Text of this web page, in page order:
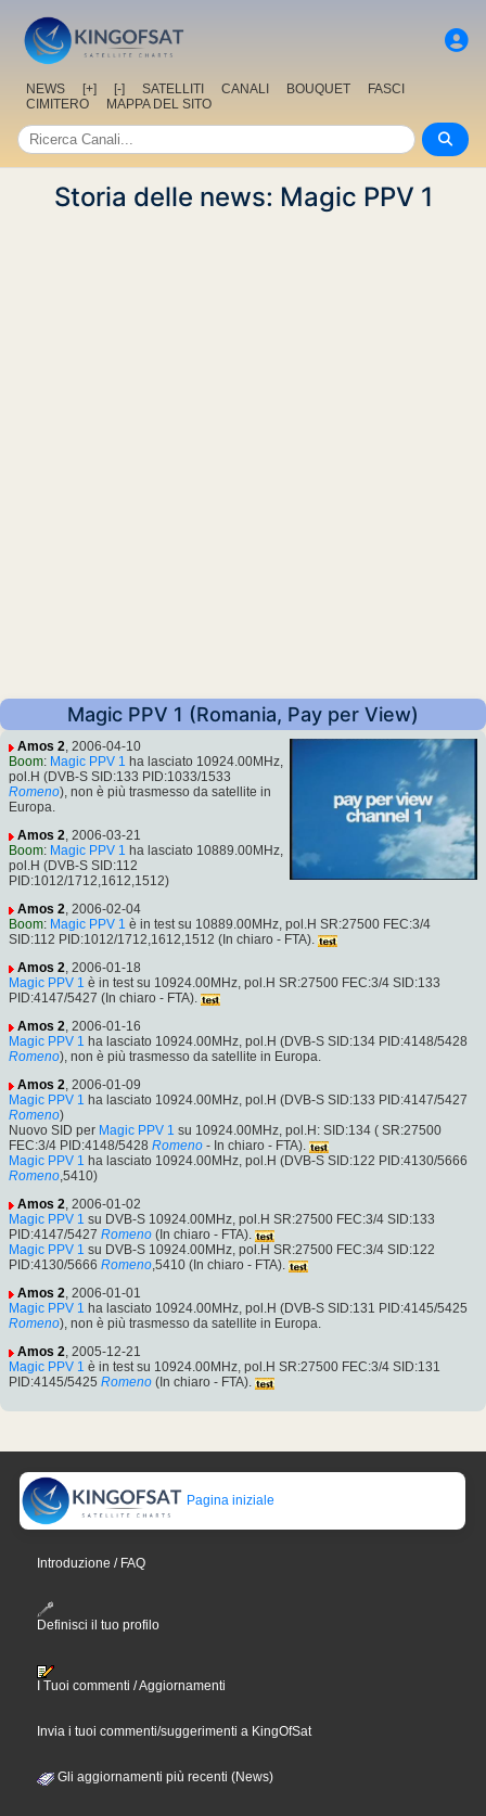
NEWS [+] [-] SATELLITI CANALI BOUQUET
FASCI
CIMITERO
MAPPA DEL SITO
Storia delle news: Magic PPV 1
Magic PPV 1 (Romania, Pay per View)
Amos 2, 2006-04-10
Boom: Magic PPV 1 ha lasciato 10924.00MHz,
pol.H (DVB-S SID:133 PID:1033/1533
Romeno), non è più trasmesso da satellite in
Europa.
Amos 2, 2006-03-21
Boom: Magic PPV 1 ha lasciato 10889.00MHz,
pol.H (DVB-S SID:112
PID:1012/1712,1612,1512)
Amos 2, 2006-02-04
Boom: Magic PPV 1 è in test su 10889.00MHz, pol.H SR:27500 FEC:3/4
SID:112 PID:1012/1712,1612,1512 (In chiaro - FTA).
Amos 2, 2006-01-18
Magic PPV 1 è in test su 10924.00MHz, pol.H SR:27500 FEC:3/4 SID:133
PID:4147/5427 (In chiaro - FTA).
Amos 2, 2006-01-16
Magic PPV 1 ha lasciato 10924.00MHz, pol.H (DVB-S SID:134 PID:4148/5428
Romeno), non è più trasmesso da satellite in Europa.
Amos 2, 2006-01-09
Magic PPV 1 ha lasciato 10924.00MHz, pol.H (DVB-S SID:133 PID:4147/5427
Romeno)
Nuovo SID per Magic PPV 1 su 10924.00MHz, pol.H: SID:134 ( SR:27500
FEC:3/4 PID:4148/5428 Romeno - In chiaro - FTA).
Magic PPV 1 ha lasciato 10924.00MHz, pol.H (DVB-S SID:122 PID:4130/5666
Romeno,5410)
Amos 2, 2006-01-02
Magic PPV 1 su DVB-S 10924.00MHz, pol.H SR:27500 FEC:3/4 SID:133
PID:4147/5427 Romeno (In chiaro - FTA).
Magic PPV 1 su DVB-S 10924.00MHz, pol.H SR:27500 FEC:3/4 SID:122
PID:4130/5666 Romeno,5410 (In chiaro - FTA).
Amos 2, 2006-01-01
Magic PPV 1 ha lasciato 10924.00MHz, pol.H (DVB-S SID:131 PID:4145/5425
Romeno), non è più trasmesso da satellite in Europa.
Amos 2, 2005-12-21
Magic PPV 1 è in test su 10924.00MHz, pol.H SR:27500 FEC:3/4 SID:131
PID:4145/5425 Romeno (In chiaro - FTA).
Pagina iniziale
Introduzione / FAQ
Definisci il tuo profilo
I Tuoi commenti / Aggiornamenti
Invia i tuoi commenti/suggerimenti a KingOfSat
Gli aggiornamenti più recenti (News)